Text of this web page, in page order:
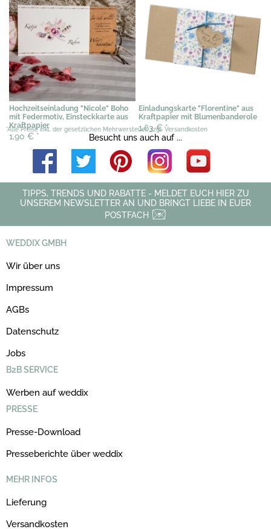
Hochzeitseinladung "Nicole" Boho
mit Federmotiv, Einsteckkarte aus
Kraftpapier
1,90 € *
Einladungskarte "Florentine" aus
Kraftpapier mit Blumenbanderole
1,63 €*
*Alle Preise inkl. der gesetzlichen Mehrwersteuer, zzgl. Versandkosten
Besucht uns auch auf ...
TIPPS, TRENDS UND RABATTE - MELDET EUCH HIER ZU
UNSEREM NEWSLETTER AN UND BRINGT LIEBE IN EUER
POSTFACH
WEDDIX GMBH
Wir über uns
Impressum
AGBs
Datenschutz
Jobs
B2B SERVICE
Werben auf weddix
PRESSE
Presse-Download
Presseberichte über weddix
MEHR INFOS
Lieferung
Versandkosten